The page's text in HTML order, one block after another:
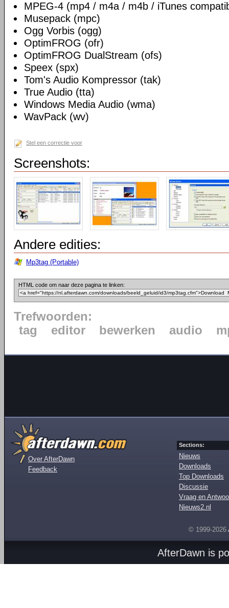
MPEG-4 (mp4 / m4a / m4b / iTunes
Musepack (mpc)
Ogg Vorbis (ogg)
OptimFROG (ofr)
OptimFROG DualStream (ofs)
Speex (spx)
Tom's Audio Kompressor (tak)
True Audio (tta)
Windows Media Audio (wma)
WavPack (wv)
Stel een correctie voor
Screenshots:
Andere edities:
Mp3tag (Portable)
HTML code om naar deze pagina te linken:
Trefwoorden:
tag
editor bewerken audio
Over AfterDawn
Feedback
Sections:
Nieuws
Downloads
Top Downloads
Discussie
Vraag en
Nieuws2.nl
© 1999-2026
AfterDawn is